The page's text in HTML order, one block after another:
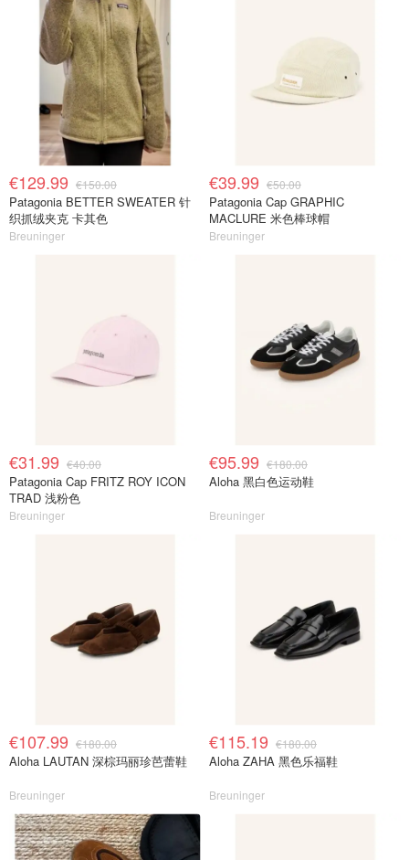
€129.99 €150.00
Patagonia BETTER SWEATER 针
织抓绒夹克 卡其色
Breuninger
€39.99 €50.00
Patagonia Cap GRAPHIC
MACLURE 米色棒球帽
Breuninger
€31.99 €40.00
Patagonia Cap FRITZ ROY ICON
TRAD 浅粉色
Breuninger
€95.99 €180.00
Aloha 黑白色运动鞋
Breuninger
€107.99 €180.00
Aloha LAUTAN 深棕玛丽珍芭蕾鞋
Breuninger
€115.19 €180.00
Aloha ZAHA 黑色乐福鞋
Breuninger